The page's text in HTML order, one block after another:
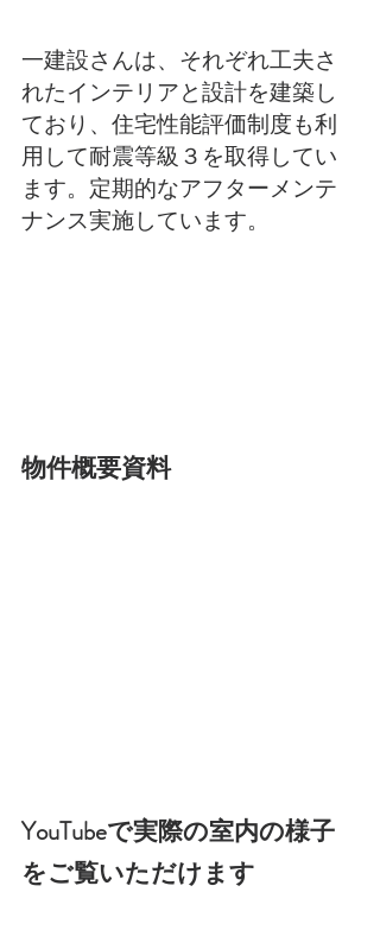
一建設さんは、それぞれ工夫さ
れたインテリアと設計を建築し
ており、住宅性能評価制度も利
用して耐震等級３を取得してい
ます。定期的なアフターメンテ
ナンス実施しています。
物件概要資料
YouTubeで実際の室内の様子
をご覧いただけます